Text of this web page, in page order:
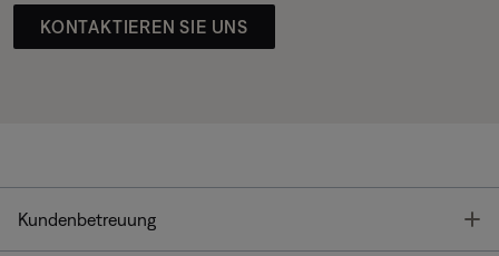
KONTAKTIEREN SIE UNS
Kundenbetreuung